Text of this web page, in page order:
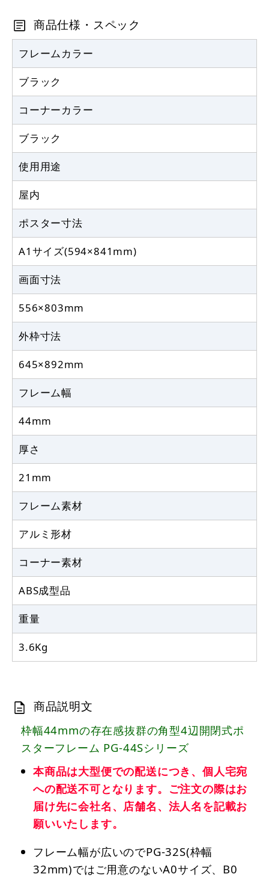
商品仕様・スペック
フレームカラー
ブラック
コーナーカラー
ブラック
使用用途
屋内
ポスター寸法
A1サイズ(594×841mm)
画面寸法
556×803mm
外枠寸法
645×892mm
フレーム幅
44mm
厚さ
21mm
フレーム素材
アルミ形材
コーナー素材
ABS成型品
重量
3.6Kg
商品説明文
枠幅44mmの存在感抜群の角型4辺開閉式ポ
スターフレーム PG-44Sシリーズ
本商品は大型便での配送につき、個人宅宛
への配送不可となります。ご注文の際はお
届け先に会社名、店舗名、法人名を記載お
願いいたします。
フレーム幅が広いのでPG-32S(枠幅
32mm)ではご用意のないA0サイズ、B0